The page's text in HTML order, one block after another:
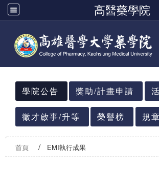
高醫藥學院
:::
學院公告
獎助/計畫申請
徵才啟事/升等 榮譽榜 規
首頁 EMI執行成果